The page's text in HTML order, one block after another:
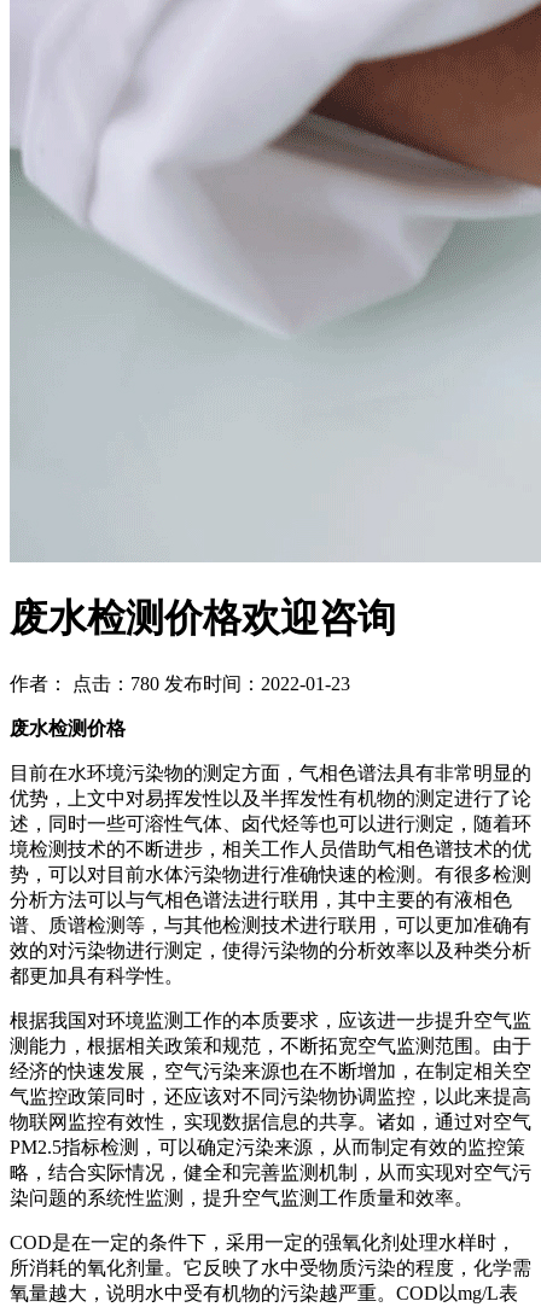
废水检测价格欢迎咨询
作者： 点击：780 发布时间：2022-01-23
废水检测价格
目前在水环境污染物的测定方面，气相色谱法具有非常明显的
优势，上文中对易挥发性以及半挥发性有机物的测定进行了论
述，同时一些可溶性气体、卤代烃等也可以进行测定，随着环
境检测技术的不断进步，相关工作人员借助气相色谱技术的优
势，可以对目前水体污染物进行准确快速的检测。有很多检测
分析方法可以与气相色谱法进行联用，其中主要的有液相色
谱、质谱检测等，与其他检测技术进行联用，可以更加准确有
效的对污染物进行测定，使得污染物的分析效率以及种类分析
都更加具有科学性。
根据我国对环境监测工作的本质要求，应该进一步提升空气监
测能力，根据相关政策和规范，不断拓宽空气监测范围。由于
经济的快速发展，空气污染来源也在不断增加，在制定相关空
气监控政策同时，还应该对不同污染物协调监控，以此来提高
物联网监控有效性，实现数据信息的共享。诸如，通过对空气
PM2.5指标检测，可以确定污染来源，从而制定有效的监控策
略，结合实际情况，健全和完善监测机制，从而实现对空气污
染问题的系统性监测，提升空气监测工作质量和效率。
COD是在一定的条件下，采用一定的强氧化剂处理水样时，
所消耗的氧化剂量。它反映了水中受物质污染的程度，化学需
氧量越大，说明水中受有机物的污染越严重。COD以mg/L表